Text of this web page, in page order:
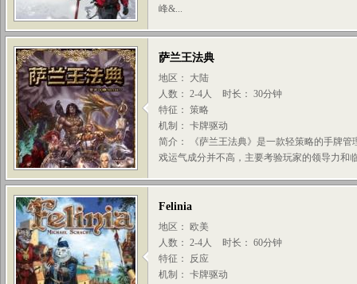
峰&...
萨兰王法典
地区： 大陆
人数： 2-4人
时长： 30分钟
特征： 策略
机制： 卡牌驱动
简介： 《萨兰王法典》是一款轻策略的手牌
戏运气成分并不高，主要考验玩家的领导力和
Felinia
地区： 欧美
人数： 2-4人
时长： 60分钟
特征： 反应
机制： 卡牌驱动